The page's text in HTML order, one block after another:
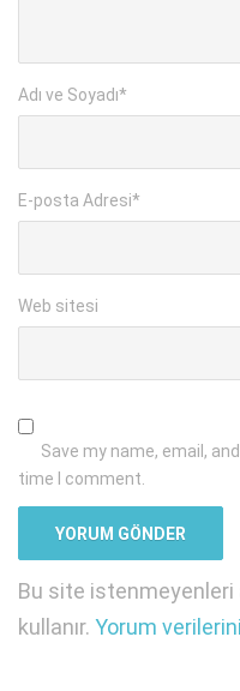
Adı ve Soyadı*
E-posta Adresi*
Web sitesi
Save my name, email,
time I comment.
Bu site
kullanır. Yorum